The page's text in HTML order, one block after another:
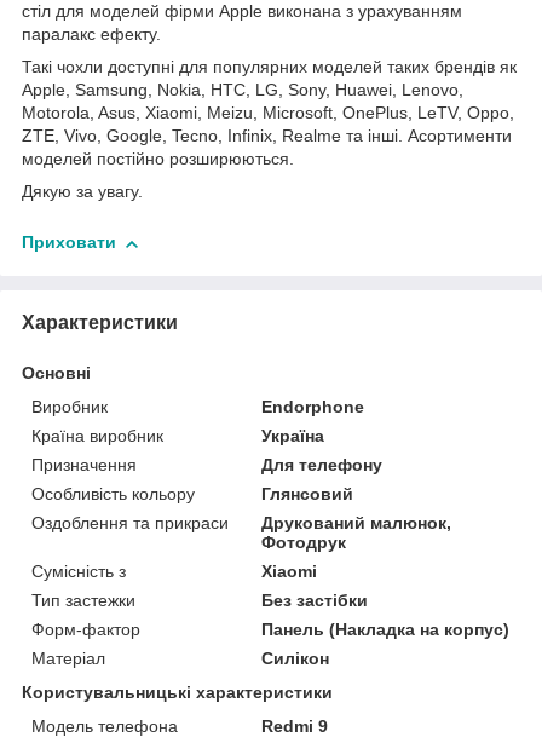
стіл для моделей фірми Apple виконана з урахуванням
паралакс ефекту.
Такі чохли доступні для популярних моделей таких брендів як
Apple, Samsung, Nokia, HTC, LG, Sony, Huawei, Lenovo,
Motorola, Asus, Xiaomi, Meizu, Microsoft, OnePlus, LeTV, Oppo,
ZTE, Vivo, Google, Tecno, Infinix, Realme та інші. Асортименти
моделей постійно розширюються.
Дякую за увагу.
Приховати
Характеристики
Основні
Виробник
Endorphone
Країна виробник
Україна
Призначення
Для телефону
Особливість кольору
Глянсовий
Оздоблення та прикраси
Друкований малюнок,
Фотодрук
Сумісність з
Xiaomi
Тип застежки
Без застібки
Форм-фактор
Панель (Накладка на корпус)
Матеріал
Силікон
Користувальницькі характеристики
Модель телефона
Redmi 9